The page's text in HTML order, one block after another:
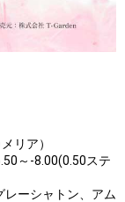
リア）
～-8.00(0.50ステ
ーシャトン、アム